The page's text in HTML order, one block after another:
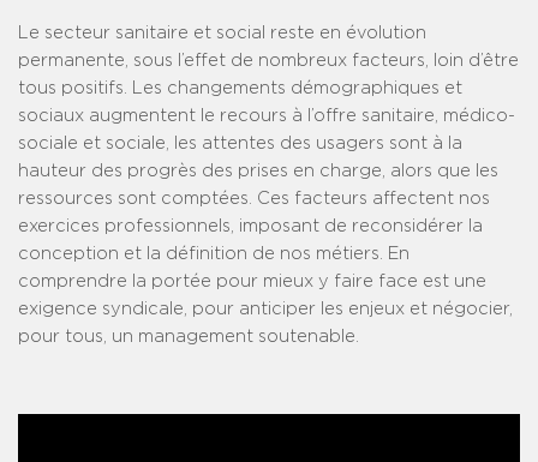
Le secteur sanitaire et social reste en évolution
permanente, sous l’effet de nombreux facteurs, loin d’être
tous positifs. Les changements démographiques et
sociaux augmentent le recours à l’offre sanitaire, médico-
sociale et sociale, les attentes des usagers sont à la
hauteur des progrès des prises en charge, alors que les
ressources sont comptées. Ces facteurs affectent nos
exercices professionnels, imposant de reconsidérer la
conception et la définition de nos métiers. En
comprendre la portée pour mieux y faire face est une
exigence syndicale, pour anticiper les enjeux et négocier,
pour tous, un management soutenable.